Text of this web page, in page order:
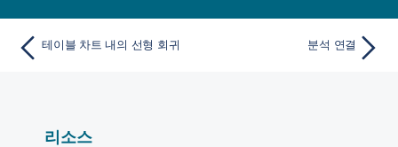
테이블 차트 내의 선형 회귀 분석 연결
리소스